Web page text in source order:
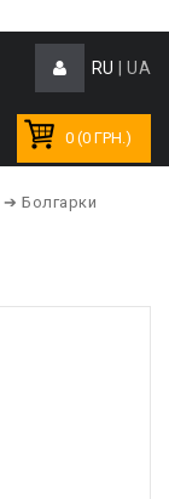
RU UA
0 (0 ГРН.)
➔ Болгарки